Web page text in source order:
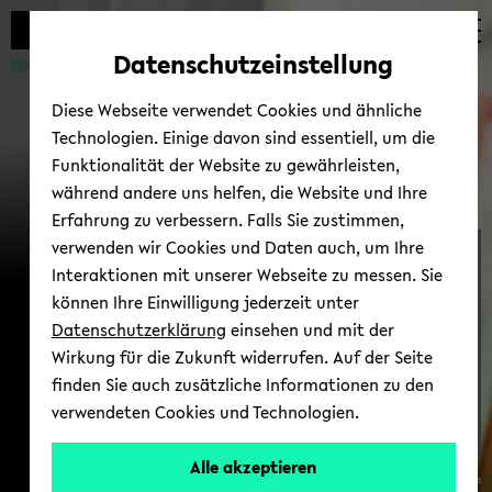
Automatische
vermeiden
zum
wechseln
zum
wechseln
zum
wechseln
Stu­die­ren in Bie­le­feld
© Uni­ver­si­tät Bie­le­feld / Chris­to­ph­Pe­l­ar­gus
Datenschutzeinstellung
Diese Webseite verwendet Cookies und ähnliche
Technologien. Einige davon sind essentiell, um die
Funktionalität der Website zu gewährleisten,
während andere uns helfen, die Website und Ihre
Erfahrung zu verbessern. Falls Sie zustimmen,
verwenden wir Cookies und Daten auch, um Ihre
Interaktionen mit unserer Webseite zu messen. Sie
können Ihre Einwilligung jederzeit unter
Datenschutzerklärung einsehen und mit der
Wirkung für die Zukunft widerrufen. Auf der Seite
finden Sie auch zusätzliche Informationen zu den
verwendeten Cookies und Technologien.
Alle akzeptieren